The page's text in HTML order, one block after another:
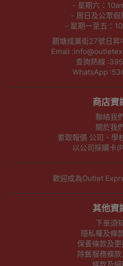
- 星期六：
- 周日及公眾假
- 星期一至五：
觀塘成業街27號日
Email
查詢熱線
WhatsApp
商店資
聯絡我
關於我
索取報價 公司、學
以公司採購卡
歡迎成為Outlet
其他資
下單須
隱私權及條
保養條款及
除舊服務條